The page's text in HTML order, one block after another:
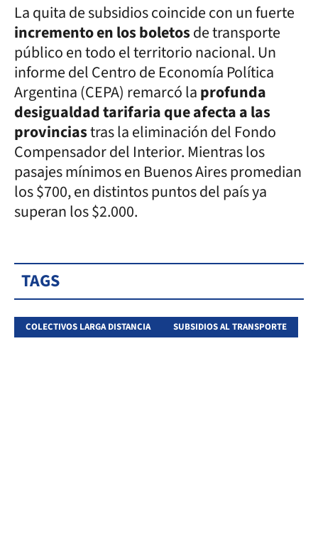
La quita de subsidios coincide con un fuerte
incremento en los boletosde transporte
público en todo el territorio nacional. Un
informe del Centro de Economía Política
Argentina (CEPA) remarcó laprofunda
desigualdad tarifaria que afecta a las
provinciastras la eliminación del Fondo
Compensador del Interior. Mientras los
pasajes mínimos en Buenos Aires promedian
los $700, en distintos puntos del país ya
superan los $2.000.
TAGS
COLECTIVOS LARGA DISTANCIA SUBSIDIOS AL TRANSPORTE